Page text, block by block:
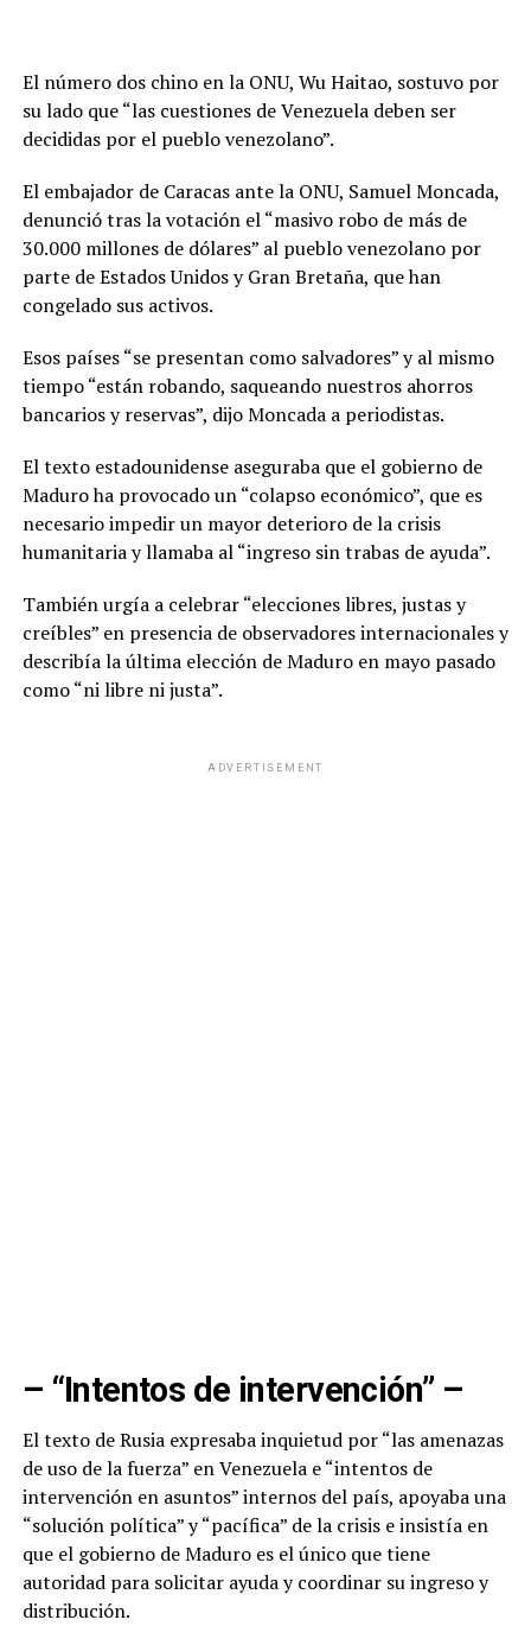
El número dos chino en la ONU, Wu Haitao, sostuvo por
su lado que “las cuestiones de Venezuela deben ser
decididas por el pueblo venezolano”.
El embajador de Caracas ante la ONU, Samuel Moncada,
denunció tras la votación el “masivo robo de más de
30.000 millones de dólares” al pueblo venezolano por
parte de Estados Unidos y Gran Bretaña, que han
congelado sus activos.
Esos países “se presentan como salvadores” y al mismo
tiempo “están robando, saqueando nuestros ahorros
bancarios y reservas”, dijo Moncada a periodistas.
El texto estadounidense aseguraba que el gobierno de
Maduro ha provocado un “colapso económico”, que es
necesario impedir un mayor deterioro de la crisis
humanitaria y llamaba al “ingreso sin trabas de ayuda”.
También urgía a celebrar “elecciones libres, justas y
creíbles” en presencia de observadores internacionales y
describía la última elección de Maduro en mayo pasado
como “ni libre ni justa”.
ADVERTISEMENT
– “Intentos de intervención” –
El texto de Rusia expresaba inquietud por “las amenazas
de uso de la fuerza” en Venezuela e “intentos de
intervención en asuntos” internos del país, apoyaba una
“solución política” y “pacífica” de la crisis e insistía en
que el gobierno de Maduro es el único que tiene
autoridad para solicitar ayuda y coordinar su ingreso y
distribución.